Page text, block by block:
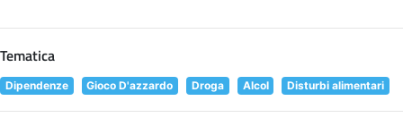
Tematica
Dipendenze Gioco D'azzardo Droga Alcol Disturbi alimentari